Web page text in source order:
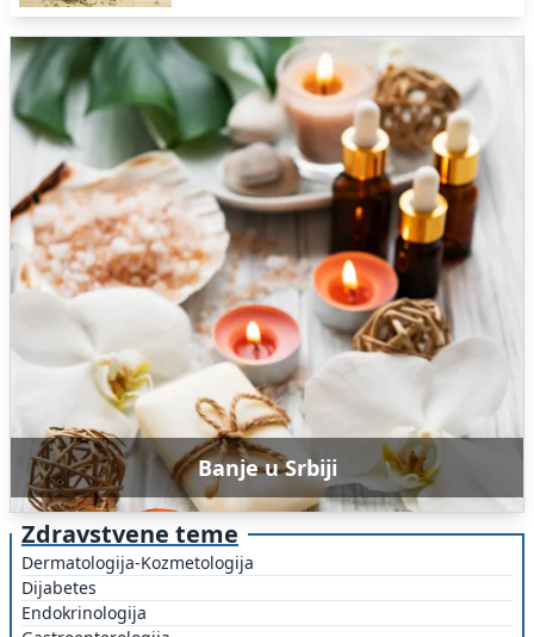
Banje u Srbiji
Zdravstvene teme
Dermatologija-Kozmetologija
Dijabetes
Endokrinologija